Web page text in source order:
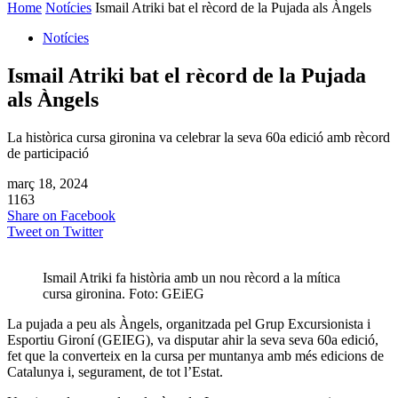
Home Notícies Ismail Atriki bat el rècord de la Pujada als Àngels
Notícies
Ismail Atriki bat el rècord de la Pujada
als Àngels
La històrica cursa gironina va celebrar la seva 60a edició amb rècord
de participació
març 18, 2024
1163
Share on Facebook
Tweet on Twitter
Ismail Atriki fa història amb un nou rècord a la mítica
cursa gironina. Foto: GEiEG
La pujada a peu als Àngels, organitzada pel Grup Excursionista i
Esportiu Gironí (GEIEG), va disputar ahir la seva seva 60a edició,
fet que la converteix en la cursa per muntanya amb més edicions de
Catalunya i, segurament, de tot l’Estat.